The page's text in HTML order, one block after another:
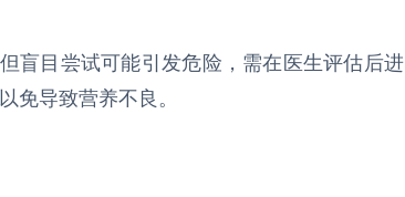
盲目尝试可能引发危险，需在医生评估后进
免导致营养不良。